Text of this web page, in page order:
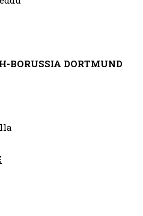
BORUSSIA DORTMUND